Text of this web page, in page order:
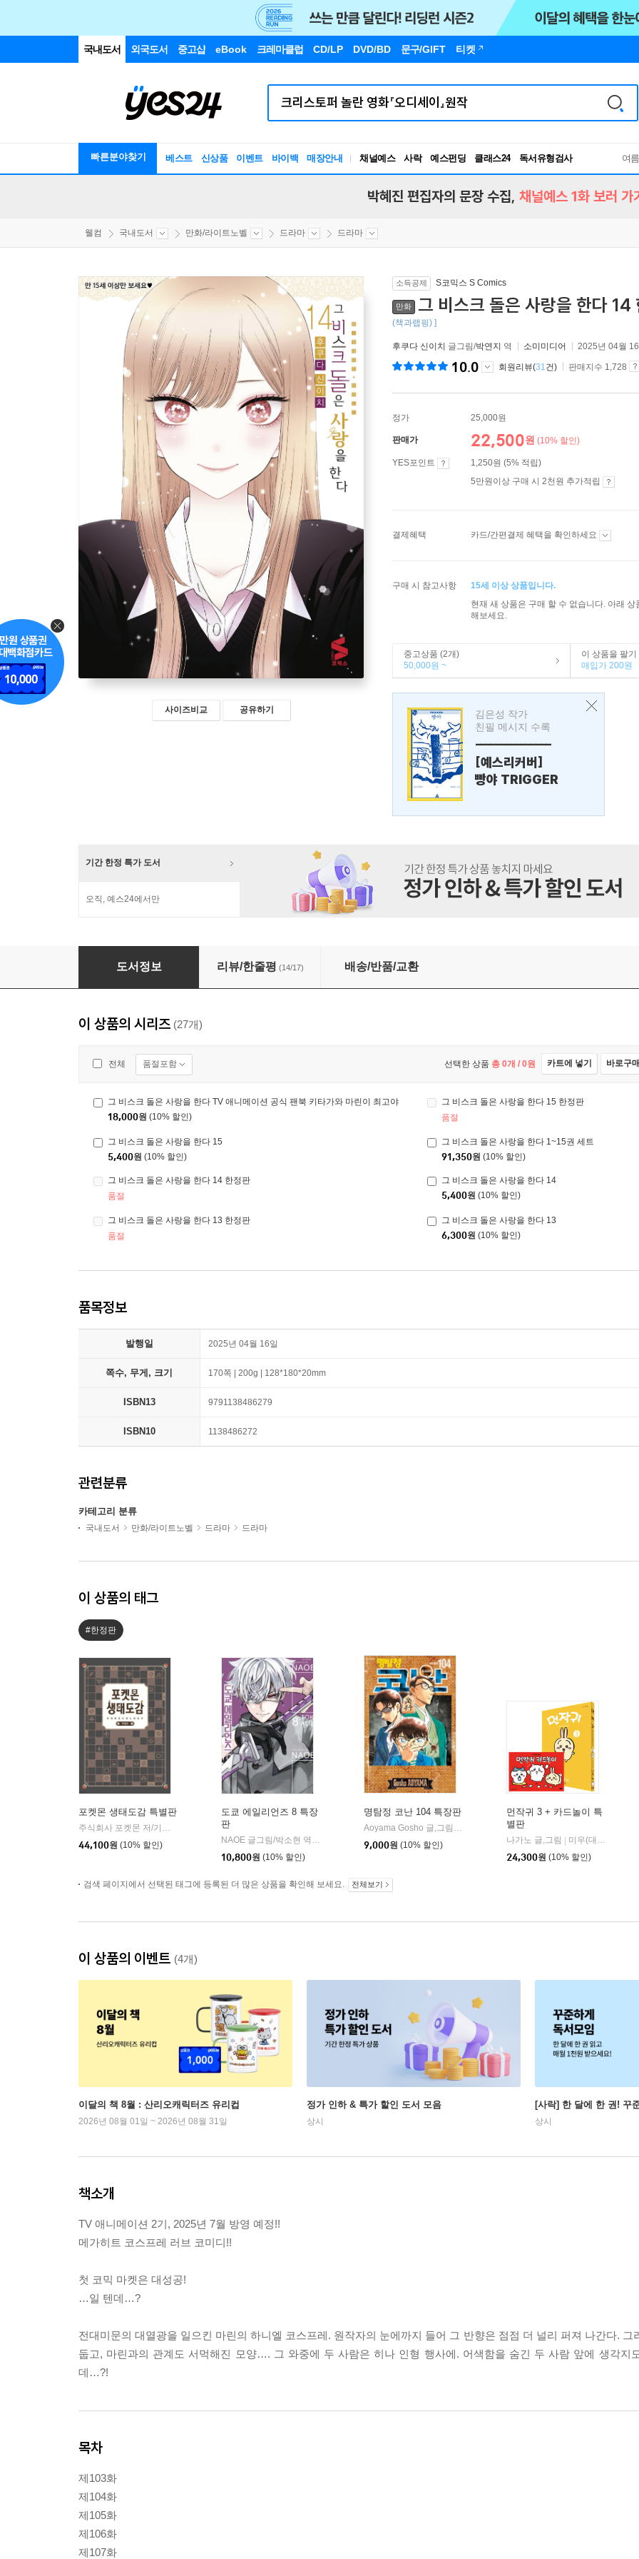
국내도서 외국도서 중고샵 eBook 크레마클럽 CD/LP DVD/BD 문구/GIFT 티켓
빠른분야찾기 베스트 신상품 이벤트 바이백 매장안내 채널예스 사락 예스펀딩 클래스24
독서유형검사
RBTI Lab
여
박혜진 편집자의 문장 수집, 채널예스 1화 보러 가
웰컴 국내도서 만화/라이트노벨 드라마 드라마
사이즈비교 공유하기
소득공제 S코믹스 S Comics
만화 그 비스크 돌은 사랑을 한다 14
(책과랩핑) ]
후쿠다 신이치 글그림/박연지 역 소미미디어 2025년 04월
10.0 회원리뷰(31건) 판매지수 1,728
정가 25,000원
판매가 22,500원 (10% 할인)
YES포인트
1,250원 (5% 적립)
5만원이상 구매 시 2천원 추가적립
결제혜택 카드/간편결제 혜택을 확인하세요
구매 시 참고사항
15세 이상 상품입니다.
현재 새 상품은 구매 할 수 없습니다. 아래
해보세요.
중고상품 (2개)
50,000원 ~
이 상품을 팔기
매입가 200원
김은성 작가
친필 메시지 수록
---------------
[예스리커버]
빵야 TRIGGER
기간 한정 특가 도서
오직, 예스24에서만
그 비스크 돌은 사랑을 한다 14 한정판
도서정보 리뷰/한줄평 (14/17) 배송/반품/교환
이 상품의 시리즈 (27개)
전체 품절포함 선택한 상품 총 0개 / 0원 카트에 넣기 바로구
그 비스크 돌은 사랑을 한다 TV 애니메이션 공식 팬북 키타가와 마린이 최고야
18,000원 (10% 할인)
그 비스크 돌은 사랑을 한다 15 한정판
품절
그 비스크 돌은 사랑을 한다 15
5,400원 (10% 할인)
그 비스크 돌은 사랑을 한다 1~15권 세트
91,350원 (10% 할인)
그 비스크 돌은 사랑을 한다 14 한정판
품절
그 비스크 돌은 사랑을 한다 14
5,400원 (10% 할인)
그 비스크 돌은 사랑을 한다 13 한정판
품절
그 비스크 돌은 사랑을 한다 13
6,300원 (10% 할인)
품목정보
발행일 2025년 04월 16일
쪽수, 무게, 크기 170쪽 | 200g | 128*180*20mm
ISBN13 9791138486279
ISBN10 1138486272
관련분류
카테고리 분류
국내도서 만화/라이트노벨 드라마 드라마
이 상품의 태그
#한정판
포켓몬 생태도감 특별판
주식회사 포켓몬 저/기노시타 치히로 그림/이선희 역
대원씨아이(단행)(대원키즈)
44,100원 (10% 할인)
도쿄 에일리언즈 8 특장
판
NAOE 글그림/박소현 역
| 서울미디어코믹스(서울문화사)
10,800원 (10% 할인)
명탐정 코난 104 특장판
Aoyama Gosho 글,그림
| 서울미디어코믹스(서울문화사)
9,000원 (10% 할인)
먼작귀 3 + 카드놀이 특
별판
나가노 글,그림
미우(대원)
24,300원 (10% 할인)
검색 페이지에서 선택된 태그에 등록된 더 많은 상품을 확인해 보세요. 전체보기
이 상품의 이벤트 (4개)
이달의 책 8월 : 산리오캐릭터즈 유리컵
2026년 08월 01일 ~ 2026년 08월 31일
정가 인하 & 특가 할인 도서 모음
상시
[사락] 한 달에 한 권! 꾸
상시
책소개
TV 애니메이션 2기, 2025년 7월 방영 예정!!
메가히트 코스프레 러브 코미디!!
첫 코믹 마켓은 대성공!
…일 텐데…?
전대미문의 대열광을 일으킨 마린의 하니엘 코스프레. 원작자의 눈에까지 들어 그 반향은 점점 더 널리 퍼져 나간다. 그
둡고, 마린과의 관계도 서먹해진 모양…. 그 와중에 두 사람은 히나 인형 행사에. 어색함을 숨긴 두 사람 앞에 생각지
데…?!
목차
제103화
제104화
제105화
제106화
제107화